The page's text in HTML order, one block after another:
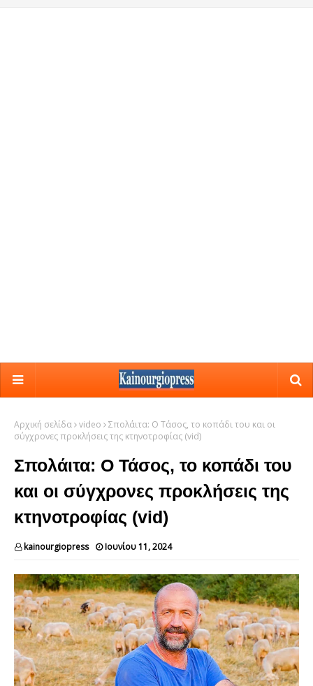
Αρχική σελίδα video
Σπολάιτα: Ο Τάσος, το κοπάδι του και οι
σύγχρονες προκλήσεις της κτηνοτροφίας (vid)
Σπολάιτα: Ο Τάσος, το κοπάδι του
και οι σύγχρονες προκλήσεις της
κτηνοτροφίας (vid)
kainourgiopress Ιουνίου 11, 2024